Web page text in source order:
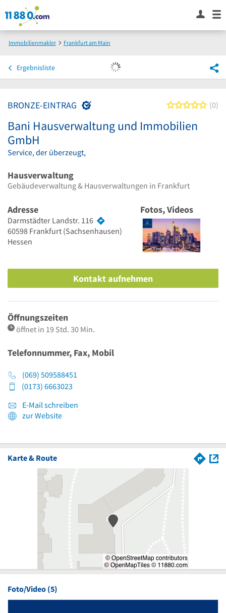
Immobilienmakler
Frankfurt am Main
Ergebnisliste
BRONZE-EINTRAG 00
Bani Hausverwaltung und Immobilien
GmbH
Service, der überzeugt,
Hausverwaltung
Gebäudeverwaltung & Hausverwaltungen in Frankfurt
Adresse
Darmstädter Landstr. 116
60598 Frankfurt (Sachsenhausen)
Hessen
Fotos, Videos
Kontakt aufnehmen
Öffnungszeiten
öffnet in 19 Std. 30 Min.
Telefonnummer, Fax, Mobil
(069) 509588451
(0173) 6663023
E-Mail schreiben
zur Website
Karte & Route
Foto/Video (5)